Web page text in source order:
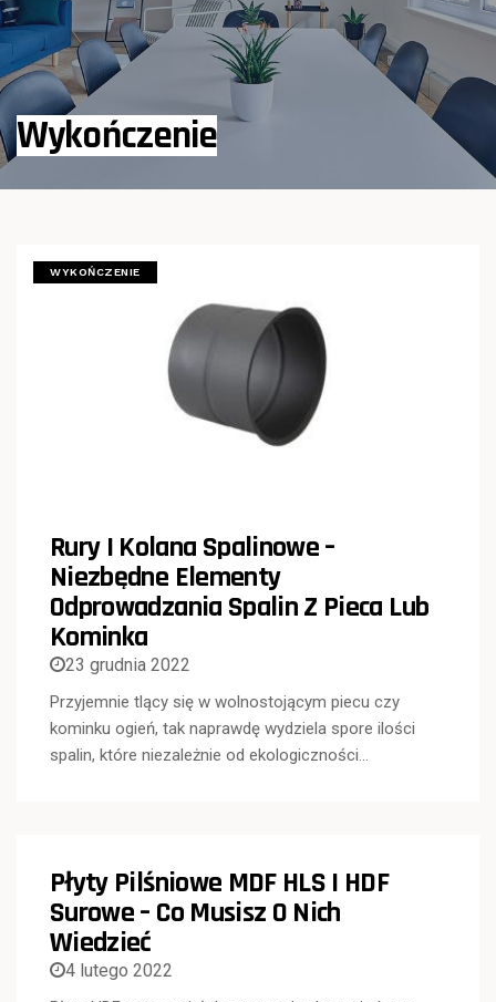
Wykończenie
WYKOŃCZENIE
Rury I Kolana Spalinowe –
Niezbędne Elementy
Odprowadzania Spalin Z Pieca Lub
Kominka
23 grudnia 2022
Przyjemnie tlący się w wolnostojącym piecu czy
kominku ogień, tak naprawdę wydziela spore ilości
spalin, które niezależnie od ekologiczności…
Płyty Pilśniowe MDF HLS I HDF
Surowe – Co Musisz O Nich
Wiedzieć
4 lutego 2022